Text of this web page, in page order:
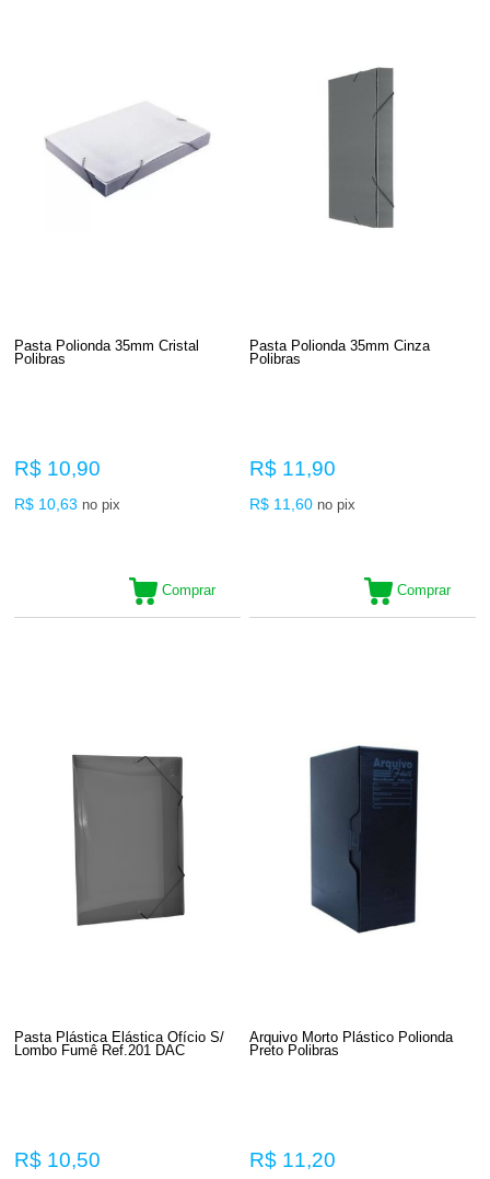
Pasta Polionda 35mm Cristal
Polibras
R$ 10,90
R$ 10,63 no pix
Comprar
Pasta Polionda 35mm Cinza
Polibras
R$ 11,90
R$ 11,60 no pix
Comprar
Pasta Plástica Elástica Ofício S/
Lombo Fumê Ref.201 DAC
R$ 10,50
Arquivo Morto Plástico Polionda
Preto Polibras
R$ 11,20